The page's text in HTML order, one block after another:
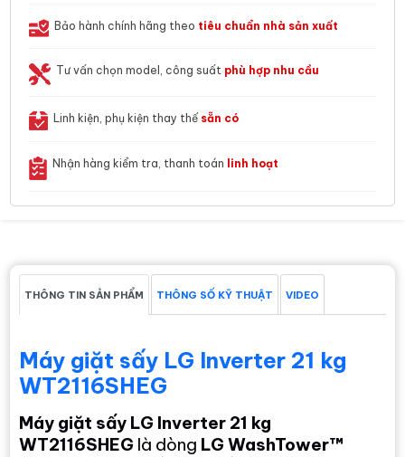
Bảo hành chính hãng theo tiêu chuẩn nhà sản xuất
Tư vấn chọn model, công suất phù hợp nhu cầu
Linh kiện, phụ kiện thay thế sẵn có
Nhận hàng kiểm tra, thanh toán linh hoạt
THÔNG TIN SẢN PHẨM THÔNG SỐ KỸ THUẬT VIDEO
Máy giặt sấy LG Inverter 21 kg
WT2116SHEG
Máy giặt sấy LG Inverter 21 kg
WT2116SHEG là dòng LG WashTower™